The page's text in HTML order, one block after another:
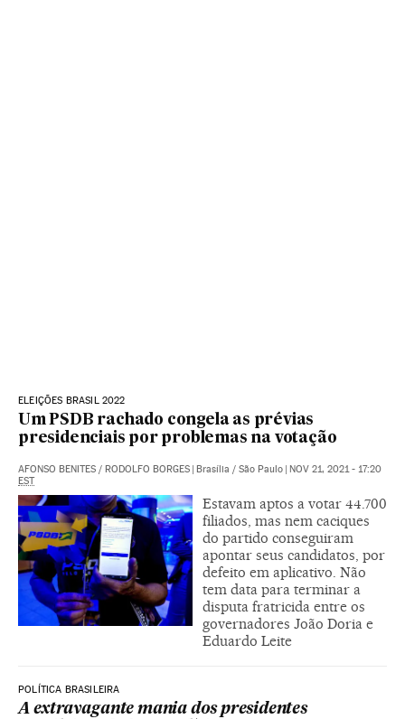
ELEIÇÕES BRASIL 2022
Um PSDB rachado congela as prévias
presidenciais por problemas na votação
AFONSO BENITES / RODOLFO BORGES Brasília / São Paulo
NOV 21, 2021 - 17:20
EST
Estavam aptos a votar 44.700
filiados, mas nem caciques
do partido conseguiram
apontar seus candidatos, por
defeito em aplicativo. Não
tem data para terminar a
disputa fratricida entre os
governadores João Doria e
Eduardo Leite
POLÍTICA BRASILEIRA
A extravagante mania dos presidentes